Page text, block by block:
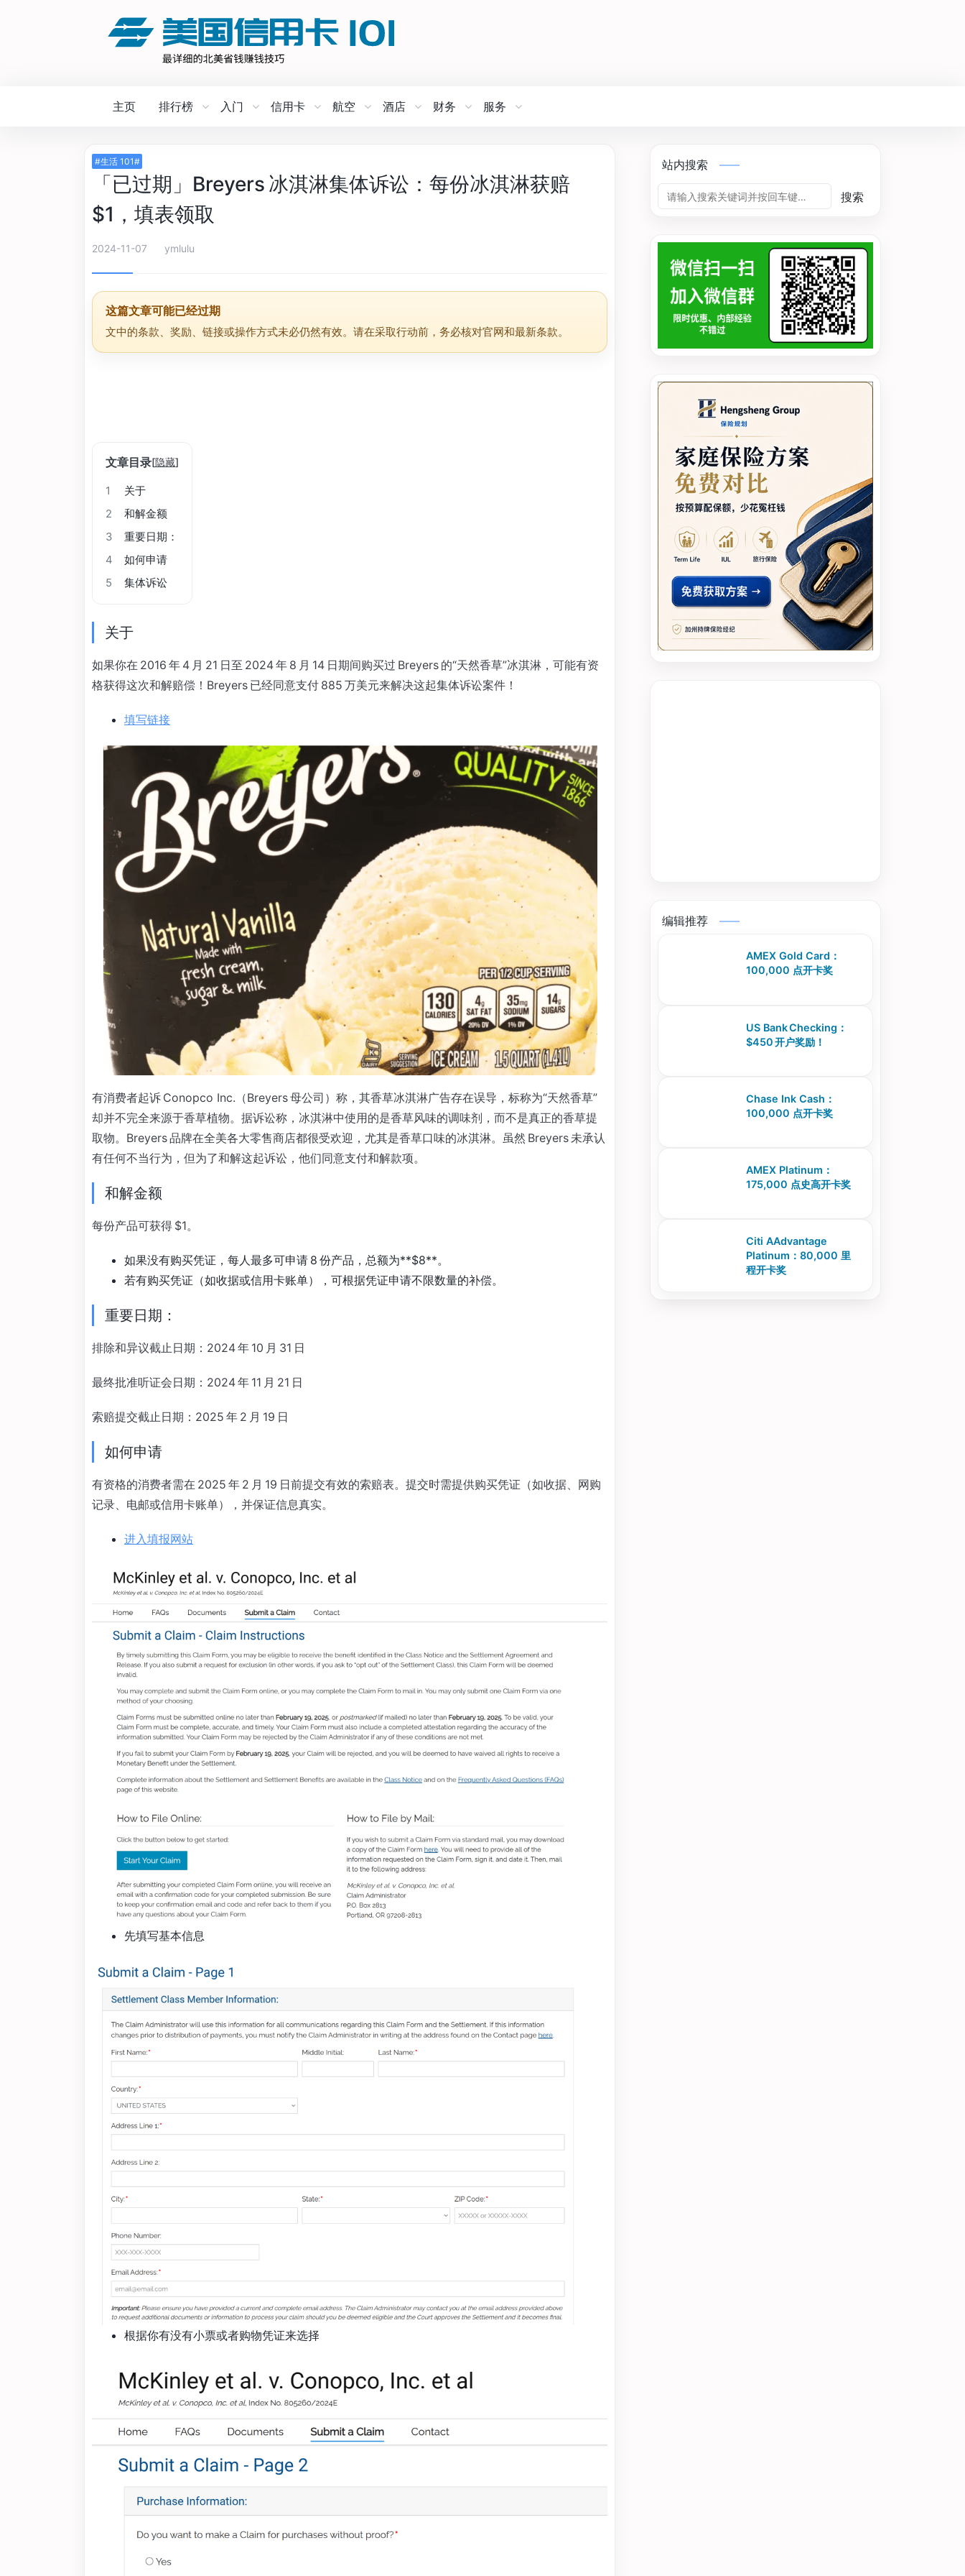
主页 排行榜 入门 信用卡 航空 酒店 财务 服务
#生活 101#
「已过期」Breyers 冰淇淋集体诉讼：每份冰淇淋获赔
$1，填表领取
2024-11-07 ymlulu
这篇文章可能已经过期
文中的条款、奖励、链接或操作方式未必仍然有效。请在采取行动前，务必核对官网和最新条款。
文章目录[隐藏]
1
关于
2
和解金额
3
重要日期：
4
如何申请
5
集体诉讼
关于
如果你在 2016 年 4 月 21 日至 2024 年 8 月 14 日期间购买过 Breyers 的“天然香草”冰淇淋，可能有资
格获得这次和解赔偿！Breyers 已经同意支付 885 万美元来解决这起集体诉讼案件！
填写链接
有消费者起诉 Conopco Inc.（Breyers 母公司）称，其香草冰淇淋广告存在误导，标称为“天然香草”
却并不完全来源于香草植物。据诉讼称，冰淇淋中使用的是香草风味的调味剂，而不是真正的香草提
取物。Breyers 品牌在全美各大零售商店都很受欢迎，尤其是香草口味的冰淇淋。虽然 Breyers 未承认
有任何不当行为，但为了和解这起诉讼，他们同意支付和解款项。
和解金额
每份产品可获得 $1。
如果没有购买凭证，每人最多可申请 8 份产品，总额为**$8**。
若有购买凭证（如收据或信用卡账单），可根据凭证申请不限数量的补偿。
重要日期：
排除和异议截止日期：2024 年 10 月 31 日
最终批准听证会日期：2024 年 11 月 21 日
索赔提交截止日期：2025 年 2 月 19 日
如何申请
有资格的消费者需在 2025 年 2 月 19 日前提交有效的索赔表。提交时需提供购买凭证（如收据、网购
记录、电邮或信用卡账单），并保证信息真实。️
进入填报网站
先填写基本信息
根据你有没有小票或者购物凭证来选择
站内搜索
搜索
编辑推荐
AMEX Gold Card：
100,000 点开卡奖
US Bank Checking：
$450 开户奖励！
Chase Ink Cash：
100,000 点开卡奖
AMEX Platinum：
175,000 点史高开卡奖
Citi AAdvantage
Platinum：80,000 里
程开卡奖